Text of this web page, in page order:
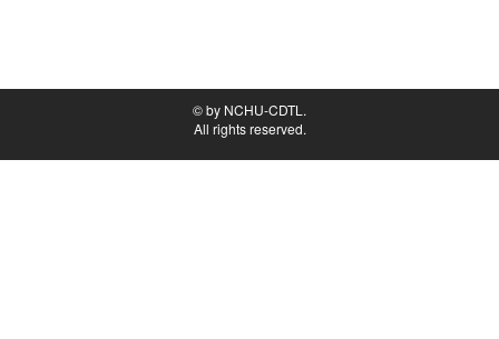
© by NCHU-CDTL.
All rights reserved.